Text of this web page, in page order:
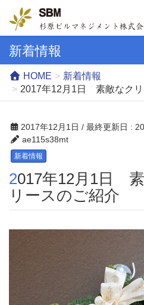
新着情報
HOME
新着情報
2017年12月1日 素敵なクリ
2017年12月1日 / 最終更新日 :
ae115s38mt
新着情報
2017年12月1日 素敵なクリスマス
リースのご紹介